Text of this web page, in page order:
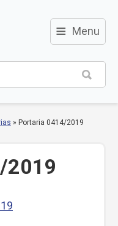
≡ Menu
» Portaria 0414/2019
2019